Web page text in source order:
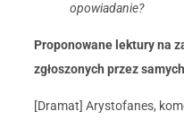
opowiadanie?
Proponowane lektury na
zgłoszonych przez
[Dramat] Arystofanes,